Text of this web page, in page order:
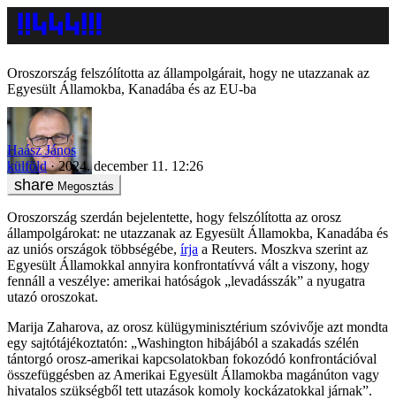
Oroszország felszólította az állampolgárait, hogy ne utazzanak az
Egyesült Államokba, Kanadába és az EU-ba
Haász János
külföld
2024. december 11. 12:26
Megosztás
Oroszország szerdán bejelentette, hogy felszólította az orosz
állampolgárokat: ne utazzanak az Egyesült Államokba, Kanadába és
az uniós országok többségébe, írja a Reuters. Moszkva szerint az
Egyesült Államokkal annyira konfrontatívvá vált a viszony, hogy
fennáll a veszélye: amerikai hatóságok „levadásszák” a nyugatra
utazó oroszokat.
Marija Zaharova, az orosz külügyminisztérium szóvivője azt mondta
egy sajtótájékoztatón: „Washington hibájából a szakadás szélén
tántorgó orosz-amerikai kapcsolatokban fokozódó konfrontációval
összefüggésben az Amerikai Egyesült Államokba magánúton vagy
hivatalos szükségből tett utazások komoly kockázatokkal járnak”.